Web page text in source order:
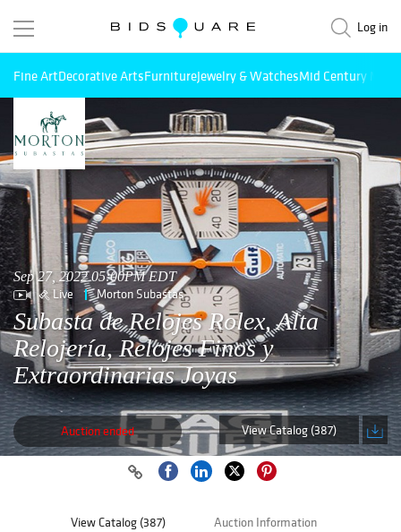
Log in
Fine ArtDecorative ArtsFurnitureJewelry & WatchesMid Century
Sep 27, 2022 05:00PM EDT
Live Morton Subastas
Subasta de Relojes Rolex, Alta
Relojería, Relojes Finos y
Extraordinarias Joyas
Auction ended View Catalog (387)
View Catalog (387) Auction Information